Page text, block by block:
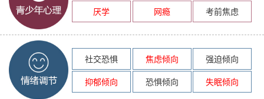
厌学
网瘾 考前焦虑
社交恐惧 焦虑倾向
强迫倾向
抑郁倾向
恐惧倾向 失眠倾向